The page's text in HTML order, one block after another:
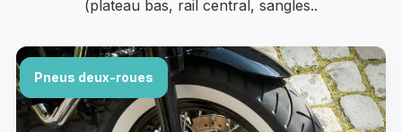
(plateau bas, rail central, sangles..
Pneus deux-roues